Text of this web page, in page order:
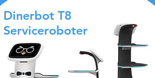
Dinerbot T8
Serviceroboter